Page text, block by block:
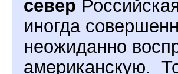
север
иногда
неожиданно
американскую.